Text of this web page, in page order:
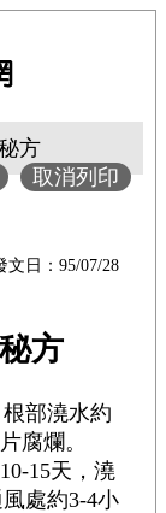
方
取消列印
文日：95/07/28
方
部澆水約
腐爛。
15天，澆
處約3-4小